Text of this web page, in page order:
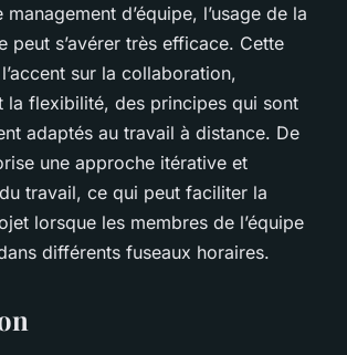
d’équipe, l’usage de la
peut s’avérer très efficace. Cette
sur la collaboration,
la flexibilité, des principes qui sont
adaptés au travail à distance. De
une approche itérative et
travail, ce qui peut faciliter la
lorsque les membres de l’équipe
différents fuseaux horaires.